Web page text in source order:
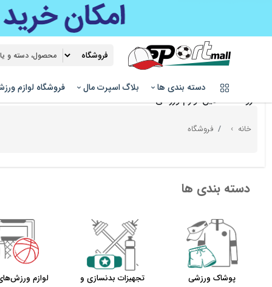
دسته بندی ها بلاگ اسپرت مال فروشگاه لوازم
فروشگاه آنلاین لوازم ورزشی
خانه فروشگاه
دسته بندی ها
پوشاک ورزشی
تجهیزات بدنسازی و
لوازم